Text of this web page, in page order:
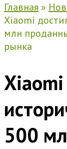
Главная »
Xiaomi
млн
рынка
Xiaomi
500